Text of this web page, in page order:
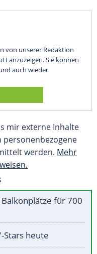
von unserer Redaktion
anzuzeigen. Sie können
auch wieder
mir externe Inhalte
personenbezogene
werden. Mehr
für 700
Stars heute